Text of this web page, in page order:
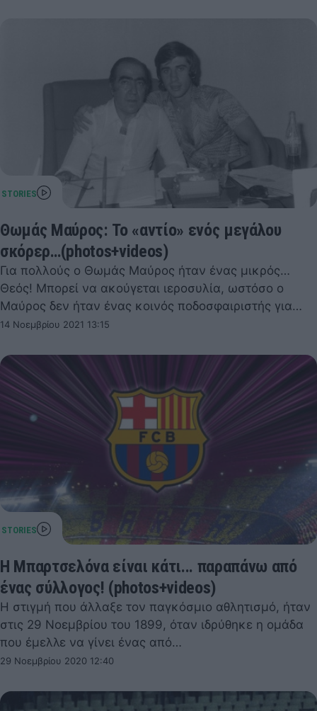
Θωμάς Μαύρος: Το «αντίο» ενός μεγάλου
σκόρερ…(photos+videos)
Για πολλούς ο Θωμάς Μαύρος ήταν ένας μικρός…
Θεός! Μπορεί να ακούγεται ιεροσυλία, ωστόσο ο
Μαύρος δεν ήταν ένας κοινός ποδοσφαιριστής για…
14 Νοεμβρίου 2021 13:15
Η Μπαρτσελόνα είναι κάτι... παραπάνω από
ένας σύλλογος! (photos+videos)
Η στιγμή που άλλαξε τον παγκόσμιο αθλητισμό, ήταν
στις 29 Νοεμβρίου του 1899, όταν ιδρύθηκε η ομάδα
που έμελλε να γίνει ένας από…
29 Νοεμβρίου 2020 12:40